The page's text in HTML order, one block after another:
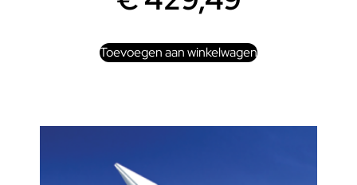
Toevoegen aan winkelwagen